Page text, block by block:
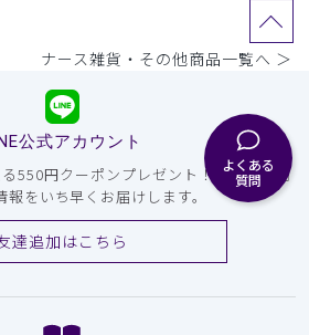
よくある
質問
ナース雑貨・その他商品一覧へ ＞
公式アカウント
550円クーポンプレゼント！注目の新商
報をいち早くお届けします。
達追加はこちら